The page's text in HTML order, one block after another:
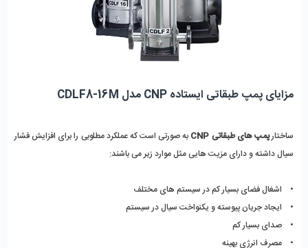
مزایای پمپ طبقاتی ایستاده CNP مدل CDLF8-16M
ساختار پمپ های طبقاتی CNP
سیال داشته و دارای مزیت هایی مثل موارد زیر می باشند:
•    اشغال فضای بسیار کم در سیستم های مختلف
•    ایجاد جریان پیوسته و یکنواخت سیال در سیستم
•    صدای بسیار کم
•    مصرف انرژی بهینه